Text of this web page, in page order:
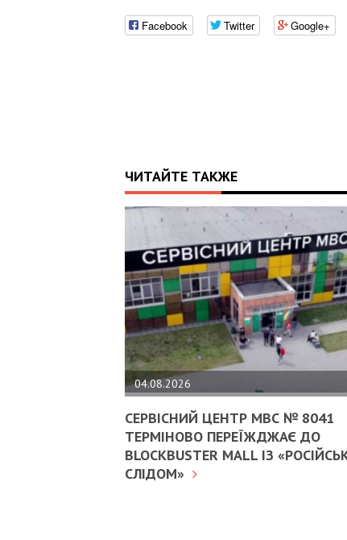
Facebook Twitter Google+
ЧИТАЙТЕ ТАКЖЕ
04.08.2026
СЕРВІСНИЙ ЦЕНТР МВС № 8041
ТЕРМІНОВО ПЕРЕЇЖДЖАЄ ДО
BLOCKBUSTER MALL ІЗ
СЛІДОМ»